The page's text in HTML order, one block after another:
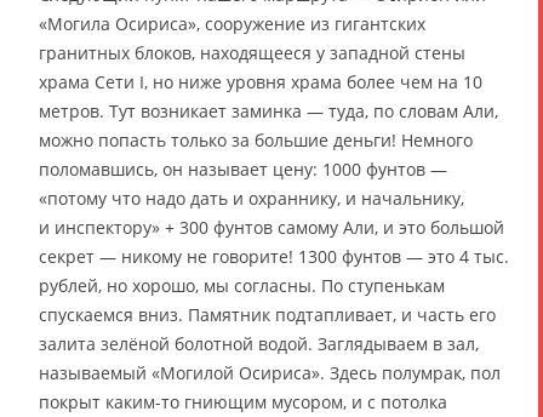
«Могила Осириса», сооружение из гигантских
гранитных блоков, находящееся у западной стены
храма Сети I, но ниже уровня храма более чем на 10
метров. Тут возникает заминка — туда, по словам Али,
можно попасть только за большие деньги! Немного
поломавшись, он называет цену: 1000 фунтов —
«потому что надо дать и охраннику, и начальнику,
и инспектору» + 300 фунтов самому Али, и это большой
секрет — никому не говорите! 1300 фунтов — это 4 тыс.
рублей, но хорошо, мы согласны. По ступенькам
спускаемся вниз. Памятник подтапливает, и часть его
залита зелёной болотной водой. Заглядываем в зал,
называемый «Могилой Осириса». Здесь полумрак, пол
покрыт каким-то гниющим мусором, и с потолка